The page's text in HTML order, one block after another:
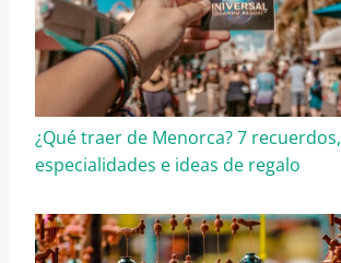
¿Qué traer de Menorca? 7 recuerdos,
especialidades e ideas de regalo